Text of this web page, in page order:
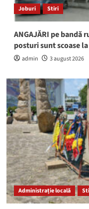
Joburi Stiri
ANGAJĂRI pe bandă
posturi sunt scoase
admin 3 august 2026
Administrație locală